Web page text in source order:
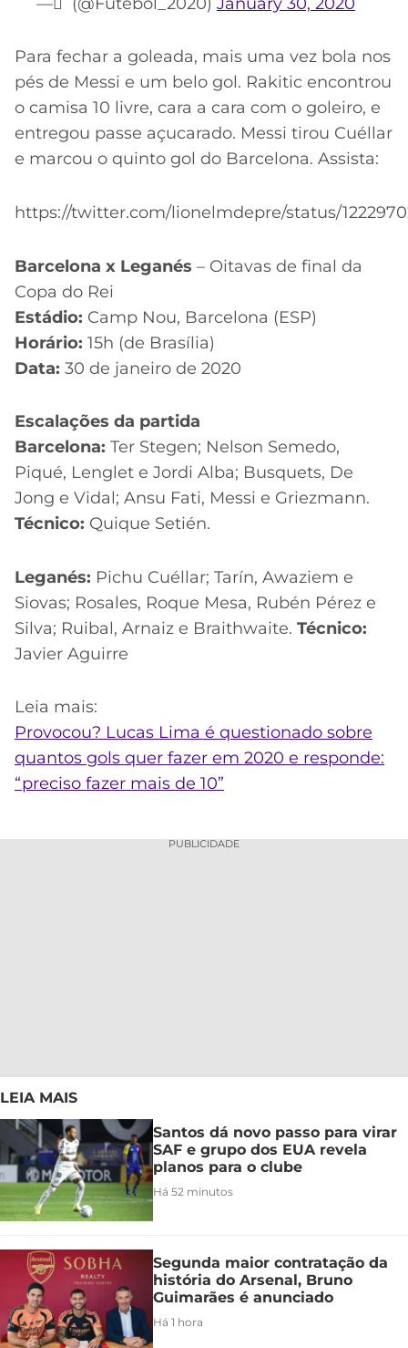
Para fechar a goleada, mais uma vez bola nos
pés de Messi e um belo gol. Rakitic encontrou
o camisa 10 livre, cara a cara com o goleiro, e
entregou passe açucarado. Messi tirou Cuéllar
e marcou o quinto gol do Barcelona. Assista:
https://twitter.com/lionelmdepre/status/
Barcelona x Leganés – Oitavas de final da
Copa do Rei
Estádio: Camp Nou, Barcelona (ESP)
Horário: 15h (de Brasília)
Data: 30 de janeiro de 2020
Escalações da partida
Barcelona: Ter Stegen; Nelson Semedo,
Piqué, Lenglet e Jordi Alba; Busquets, De
Jong e Vidal; Ansu Fati, Messi e Griezmann.
Técnico: Quique Setién.
Leganés: Pichu Cuéllar; Tarín, Awaziem e
Siovas; Rosales, Roque Mesa, Rubén Pérez e
Silva; Ruibal, Arnaiz e Braithwaite. Técnico:
Javier Aguirre
Leia mais:
Provocou? Lucas Lima é questionado sobre
quantos gols quer fazer em 2020 e responde:
“preciso fazer mais de 10”
PUBLICIDADE
LEIA MAIS
Santos dá novo passo para virar
SAF e grupo dos EUA revela
planos para o clube
Há 52 minutos
Segunda maior contratação da
história do Arsenal, Bruno
Guimarães é anunciado
Há 1 hora